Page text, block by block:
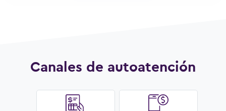
Canales de autoatención